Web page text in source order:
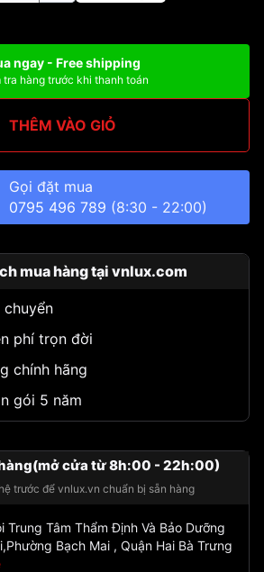
ngay - Free shipping
tra hàng trước khi thanh toán
THÊM VÀO GIỎ
Gọi đặt mua
0795 496 789 (8:30 - 22:00)
mua hàng tại vnlux.com
chuyển
phí trọn đời
chính hãng
gói 5 năm
cửa từ 8h:00 - 22h:00)
trước để vnlux.vn chuẩn bị sẵn hàng
Trung Tâm Thẩm Định Và Bảo Dưỡng
Bạch Mai , Quận Hai Bà Trưng